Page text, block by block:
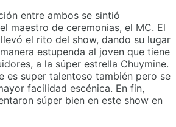
entre ambos se sintió
maestro de ceremonias, el MC. El
el rito del show, dando su lugar
estupenda al joven que tiene
a la súper estrella Chuymine.
es super talentoso también pero se
facilidad escénica. En fin,
súper bien en este show en